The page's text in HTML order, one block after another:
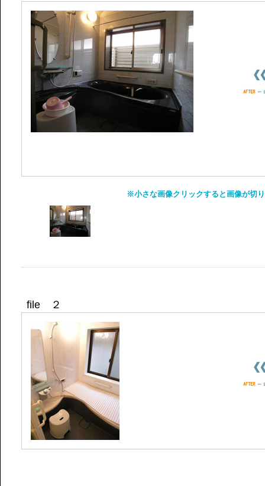
※小さな画像クリックすると画像が切
file ２